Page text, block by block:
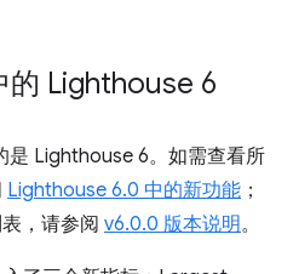
Lighthouse 6
是 Lighthouse 6。如需查看所
Lighthouse 6.0 中的新功能 ；
，请参阅 v6.0.0 版本说明。